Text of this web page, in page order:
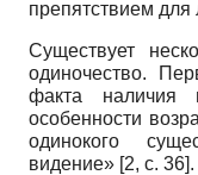
препятствием для
Существует
одиночество.
факта наличия
особенности
одинокого
видение» [2, с. 36].